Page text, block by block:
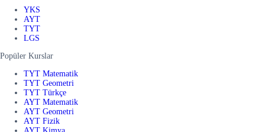
YKS
AYT
TYT
LGS
Popüler Kurslar
TYT Matematik
TYT Geometri
TYT Türkçe
AYT Matematik
AYT Geometri
AYT Fizik